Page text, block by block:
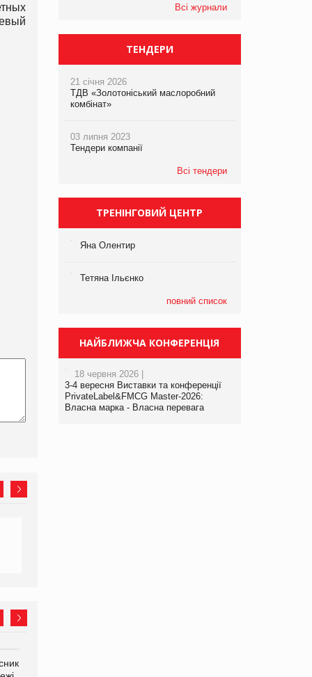
Всі журнали
ТЕНДЕРИ
21 січня 2026
ТДВ «Золотоніський маслоробний
комбінат»
03 липня 2023
Тендери компанії
Всі тендери
ТРЕНІНГОВИЙ ЦЕНТР
Яна Олентир
Тетяна Ільєнко
повний список
НАЙБЛИЖЧА КОНФЕРЕНЦІЯ
18 червня 2026 |
3-4 вересня Виставки та конференції
PrivateLabel&FMCG Master-2026:
Власна марка - Власна перевага